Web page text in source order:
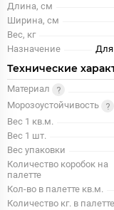
Длина, см
Ширина, см
Вес, кг
Назначение
Для
Технические
Материал
Морозоустойчивость
Вес 1 кв.м.
Вес 1 шт.
Вес упаковки
Количество коробок на
палетте
Кол-во в палетте кв.м.
Количество кг. в палетте